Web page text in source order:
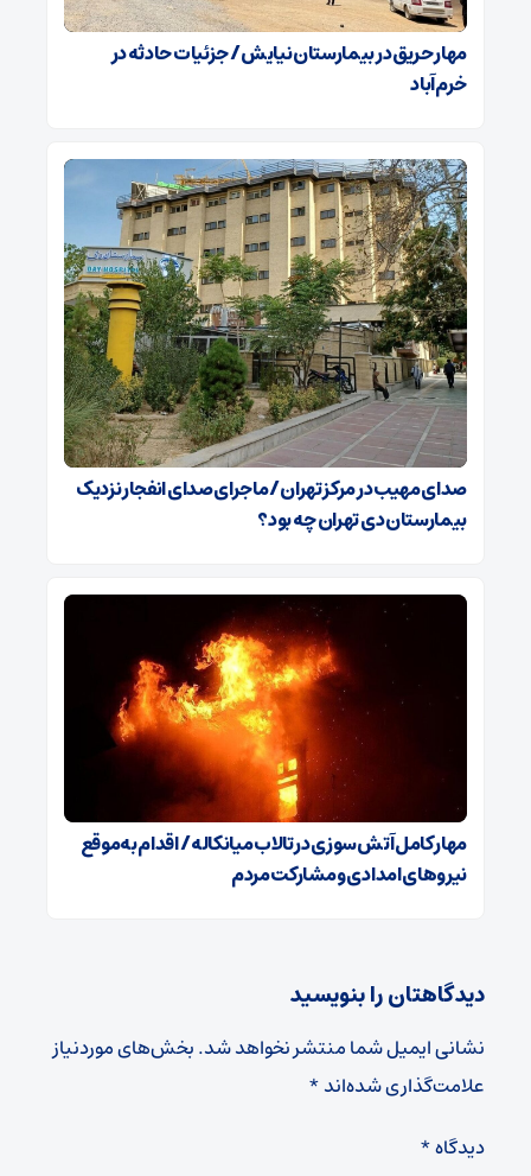
مهار حریق در بیمارستان نیایش / جزئیات حادثه در
خرم‌آباد
صدای مهیب در مرکز تهران / ماجرای صدای انفجار نزدیک
بیمارستان دی تهران چه بود؟
مهار کامل آتش‌سوزی در تالاب میانکاله / اقدام به‌موقع
نیروهای امدادی و مشارکت مردم
دیدگاهتان را بنویسید
نشانی ایمیل شما منتشر نخواهد شد.بخش‌های موردنیاز
علامت‌گذاری شده‌اند*
دیدگاه*